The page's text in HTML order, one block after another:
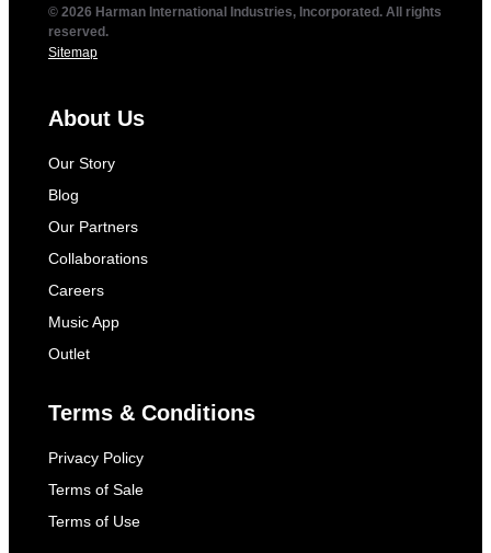
© 2026 Harman International Industries, Incorporated. All rights
reserved.
Sitemap
About Us
Our Story
Blog
Our Partners
Collaborations
Careers
Music App
Outlet
Terms & Conditions
Privacy Policy
Terms of Sale
Terms of Use